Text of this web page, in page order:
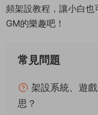
頻架設教程，讓小白
GM的樂趣吧！
常見問題
架設系統、遊
思？